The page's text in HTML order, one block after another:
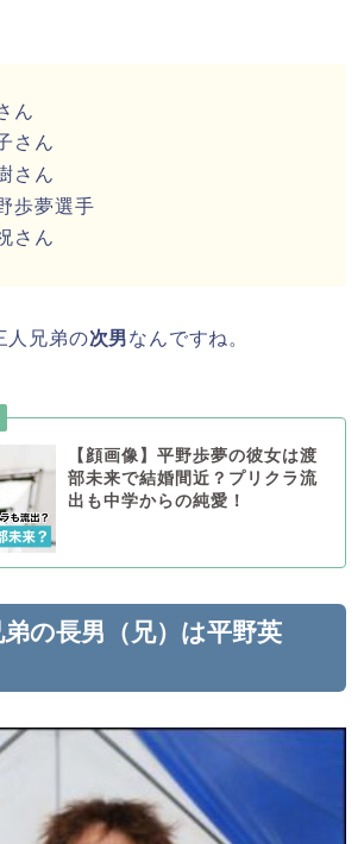
ん
さん
さん
歩夢選手
さん
人兄弟の次男なんですね。
【顔画像】平野歩夢の彼女は渡
部未来で結婚間近？プリクラ流
出も中学からの純愛！
の長男（兄）は平野英